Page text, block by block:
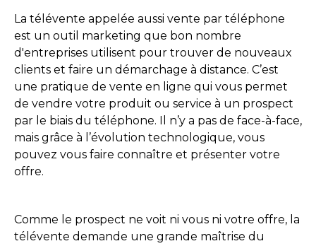
La télévente appelée aussi vente par téléphone
est un outil marketing que bon nombre
d'entreprises utilisent pour trouver de nouveaux
clients et faire un démarchage à distance. C’est
une pratique de vente en ligne qui vous permet
de vendre votre produit ou service à un prospect
par le biais du téléphone. Il n’y a pas de face-à-face,
mais grâce à l’évolution technologique, vous
pouvez vous faire connaître et présenter votre
offre.
Comme le prospect ne voit ni vous ni votre offre, la
télévente demande une grande maîtrise du